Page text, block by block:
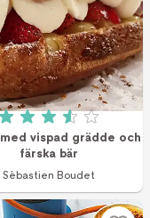
Betyg: 3.56 av 5
vispad grädde och
färska bär
Sébastien Boudet